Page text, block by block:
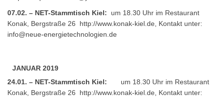
07.02. – NET-Stammtisch Kiel: um 18.30 Uhr im Restaurant
Konak, Bergstraße 26 http://www.konak-kiel.de , Kontakt unter:
info@neue-energietechnologien.de
JANUAR 2019
24.01. – NET-Stammtisch Kiel: um 18.30 Uhr im Restaurant
Konak, Bergstraße 26 http://www.konak-kiel.de , Kontakt unter: